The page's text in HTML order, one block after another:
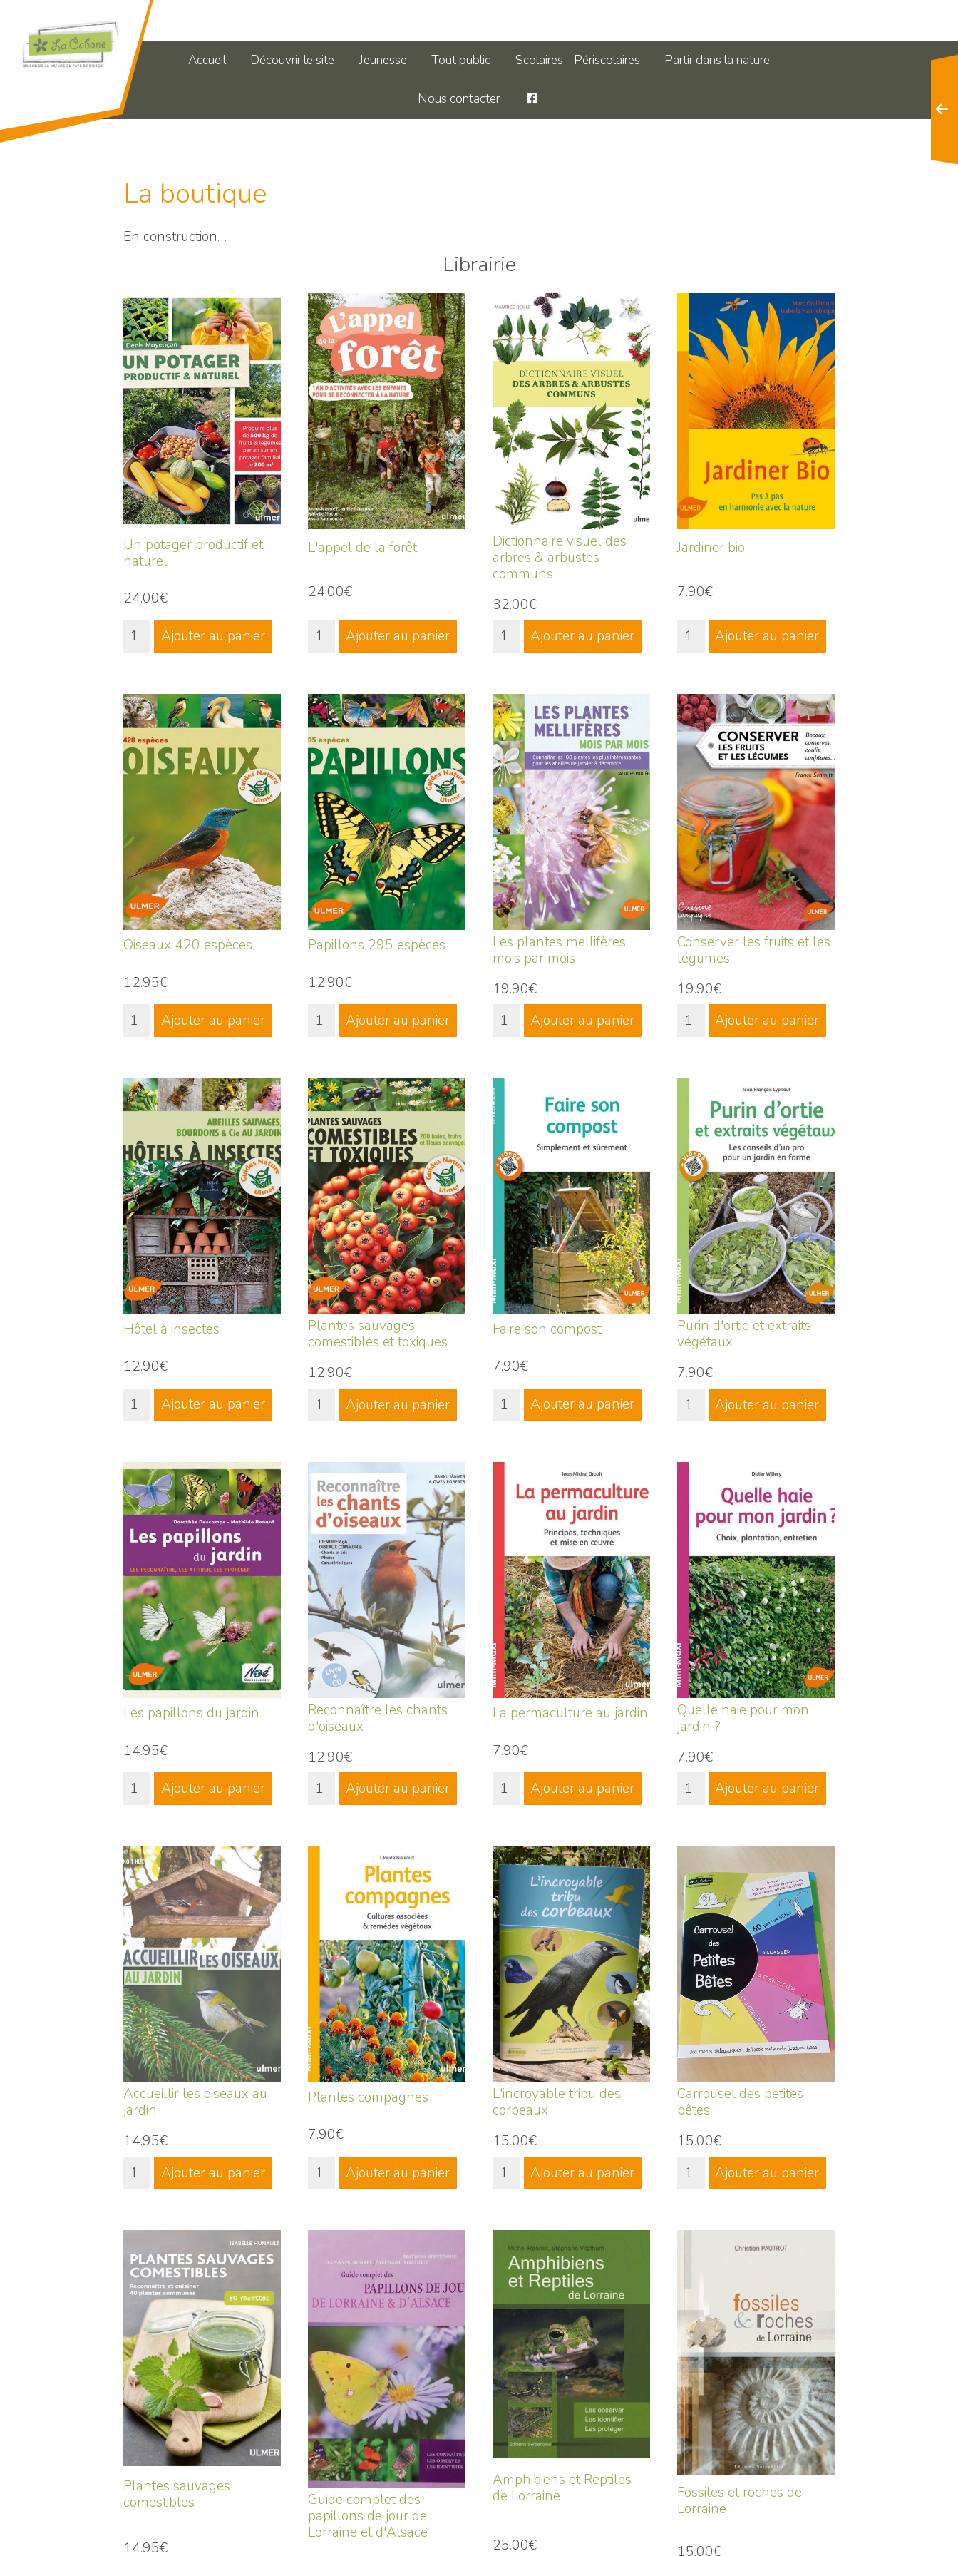
Accueil Découvrir le site Jeunesse Tout public Scolaires - Périscolaires Partir dans la nature
Nous contacter
La boutique
En construction…
Librairie
Un potager productif et
naturel
24.00€
L'appel de la forêt
24.00€
Dictionnaire visuel des
arbres & arbustes
communs
32.00€
Jardiner bio
7.90€
Oiseaux 420 espèces
12.95€
Papillons 295 espèces
12.90€
Les plantes mellifères
mois par mois
19.90€
Conserver les fruits et les
légumes
19.90€
Hôtel à insectes
12.90€
Plantes sauvages
comestibles et toxiques
12.90€
Faire son compost
7.90€
Purin d'ortie et extraits
végétaux
7.90€
Les papillons du jardin
14.95€
Reconnaître les chants
d'oiseaux
12.90€
La permaculture au jardin
7.90€
Quelle haie pour mon
jardin ?
7.90€
Accueillir les oiseaux au
jardin
14.95€
Plantes compagnes
7.90€
L'incroyable tribu des
corbeaux
15.00€
Carrousel des petites
bêtes
15.00€
Plantes sauvages
comestibles
14.95€
Guide complet des
papillons de jour de
Lorraine et d'Alsace
Amphibiens et Reptiles
de Lorraine
25.00€
Fossiles et roches de
Lorraine
15.00€